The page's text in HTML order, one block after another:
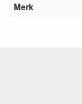
Merk